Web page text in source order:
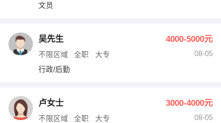
编辑 法律
其他职位
文员
吴先生 4000-5000元
不限区域 全职 大专
08-05
行政/后勤
卢女士 3000-4000元
不限区域 全职 大专
08-05